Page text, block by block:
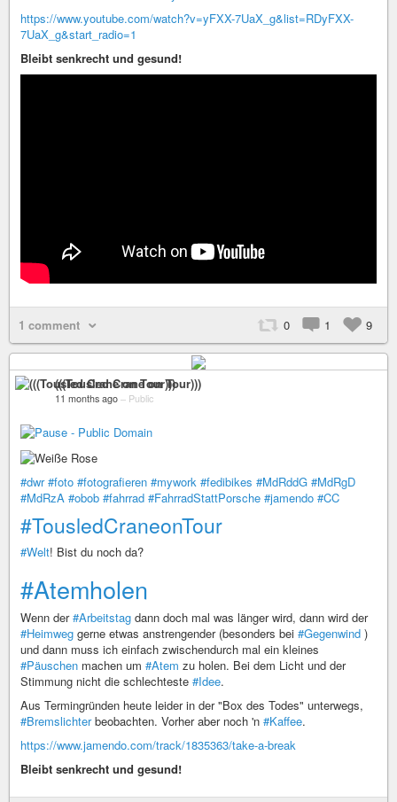
https://www.youtube.com/watch?v=yFXX-7UaX_g&list=RDyFXX-
7UaX_g&start_radio=1
Bleibt senkrecht und gesund!
1 comment 0 1 9
(((Tousled Crane on Tour)))
11 months ago – Public
#dwr #foto #fotografieren #mywork #fedibikes #MdRddG #MdRgD
#MdRzA #obob #fahrrad #FahrradStattPorsche #jamendo #CC
#TousledCraneonTour
#Welt! Bist du noch da?
#Atemholen
Wenn der#Arbeitstag dann doch mal was länger wird, dann wird der
#Heimweg gerne etwas anstrengender (besonders bei #Gegenwind )
und dann muss ich einfach zwischendurch mal ein kleines
#Päuschen machen um #Atem zu holen. Bei dem Licht und der
Stimmung nicht die schlechteste #Idee.
Aus Termingründen heute leider in der "Box des Todes" unterwegs,
#Bremslichterbeobachten. Vorher aber noch 'n #Kaffee.
https://www.jamendo.com/track/1835363/take-a-break
Bleibt senkrecht und gesund!